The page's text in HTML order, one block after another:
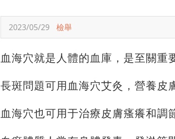
2023/05/29 檢舉
血海穴就是人體的血庫，是至關重
長斑問題可用血海穴艾灸，營養皮
血海穴也可用于治療皮膚瘙癢和調